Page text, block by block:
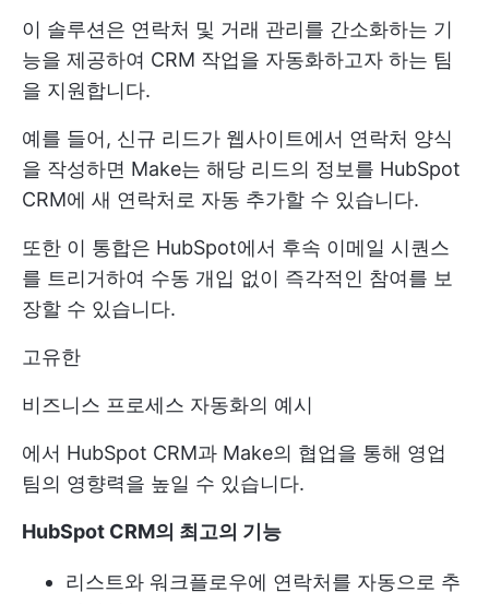
이 솔루션은 연락처 및 거래 관리를 간소화하는 기
능을 제공하여 CRM 작업을 자동화하고자 하는 팀
을 지원합니다.
예를 들어, 신규 리드가 웹사이트에서 연락처 양식
을 작성하면 Make는 해당 리드의 정보를 HubSpot
CRM에 새 연락처로 자동 추가할 수 있습니다.
또한 이 통합은 HubSpot에서 후속 이메일 시퀀스
를 트리거하여 수동 개입 없이 즉각적인 참여를 보
장할 수 있습니다.
고유한
비즈니스 프로세스 자동화의 예시
에서 HubSpot CRM과 Make의 협업을 통해 영업
팀의 영향력을 높일 수 있습니다.
HubSpot CRM의 최고의 기능
리스트와 워크플로우에 연락처를 자동으로 추